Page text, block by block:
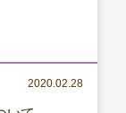
2020.02.28